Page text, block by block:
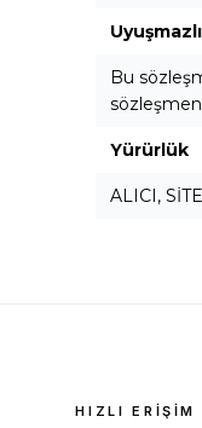
Bu
Yürürlük
ALICI,
HIZLI ERİŞİM